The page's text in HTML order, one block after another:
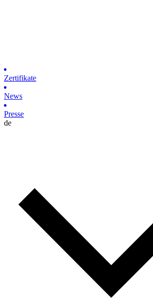
Zertifikate
News
Presse
de